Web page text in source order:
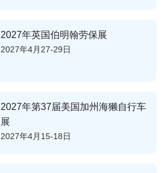
2027年英国伯明翰劳保展
2027年4月27-29日
2027年第37届美国加州海獭自行车
展
2027年4月15-18日